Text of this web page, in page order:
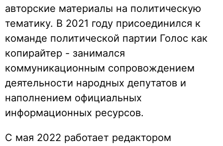
авторские материалы на политическую
тематику. В 2021 году присоединился к
команде политической партии Голос как
копирайтер - занимался
коммуникационным сопровождением
деятельности народных депутатов и
наполнением официальных
информационных ресурсов.
С мая 2022 работает редактором